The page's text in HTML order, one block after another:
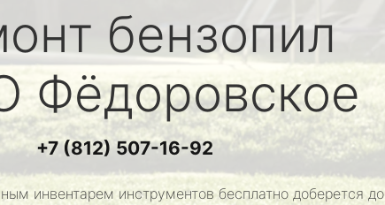
бензопил
Фёдоровское
+7 (812) 507-16-92
инвентарем инструментов бесплатно доберется до